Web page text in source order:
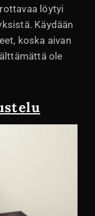
löytyi
Käydään
koska aivan
ole